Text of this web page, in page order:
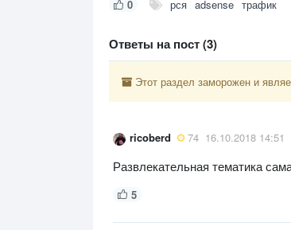
0 рся adsense трафик
Ответы на пост (3)
Этот раздел заморожен и
ricoberd 74 16.10.2018 14:51
Развлекательная тематика
5